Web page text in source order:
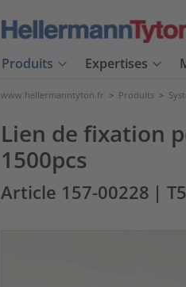
Produits Expertises
www.hellermanntyton.fr > Produits >
Lien de fixation
1500pcs
Article 157-00228 |